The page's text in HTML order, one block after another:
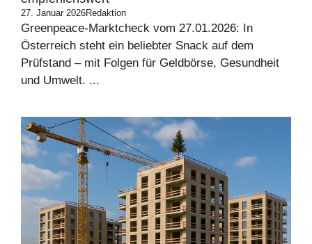
27. Januar 2026Redaktion
Greenpeace-Marktcheck vom 27.01.2026: In
Österreich steht ein beliebter Snack auf dem
Prüfstand – mit Folgen für Geldbörse, Gesundheit
und Umwelt. ...